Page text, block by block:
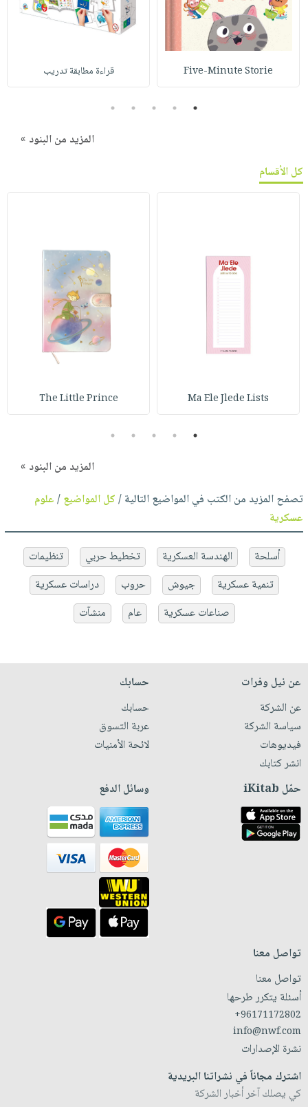
Five-Minute Storie قراءة مطابقة تدريب
1
2
3
4
5
المزيد من البنود »
كل الأقسام
Ma Ele Jlede Lists
The Little Prince
1
2
3
4
5
المزيد من البنود »
تصفح المزيد من الكتب في المواضيع التالية /كل المواضيع/علوم
عسكرية
أسلحة الهندسة العسكرية تخطيط حربي
تنظيمات
تنمية عسكرية
جيوش حروب
دراسات عسكرية
صناعات عسكرية
عام منشآت
عن نيل وفرات
عن الشركة
سياسة الشركة
فيديوهات
انشر كتابك
حسابك
حسابك
عربة التسوق
لائحة الأمنيات
حمّل iKitab وسائل الدفع
تواصل معنا
تواصل معنا
أسئلة يتكرر طرحها
+96171172802
info@nwf.com
نشرة الإصدارات
اشترك مجاناً في نشراتنا البريدية
كي يصلك آخر أخبار الشركة